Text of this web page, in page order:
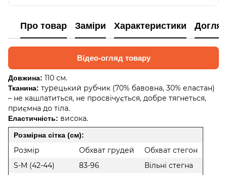
Про товар Заміри Характеристики
Відео-огляд товару
Довжина: 110 см.
Тканина: турецький рубчик (70% бавовна, 30% еластан)
– не кашлатиться, не просвічується, добре тягнеться,
приємна до тіла.
Еластичність: висока.
Розмірна сітка (см):
Розмір Обхват грудей
Обхват стегон
S-M (42-44)
83-96
Вільні стегна